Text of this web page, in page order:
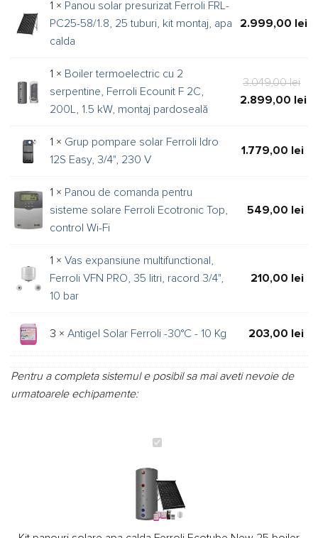
1 × Panou solar presurizat Ferroli FRL-
PC25-58/1.8, 25 tuburi, kit montaj, apa
calda
2.999,00 lei
1 × Boiler termoelectric cu 2
serpentine, Ferroli Ecounit F 2C,
200L, 1.5 kW, montaj pardoseală
3.049,00lei
2.899,00
lei
1 × Grup pompare solar Ferroli Idro
12S Easy, 3/4", 230 V
1.779,00 lei
1 × Panou de comanda pentru
sisteme solare Ferroli Ecotronic Top,
control Wi-Fi
549,00 lei
1 × Vas expansiune multifunctional,
Ferroli VFN PRO, 35 litri, racord 3/4",
10 bar
210,00 lei
3 × Antigel Solar Ferroli -30°C - 10 Kg 203,00 lei
Pentru a completa sistemul e posibil sa mai aveti nevoie de
urmatoarele echipamente:
Kit
apa
calda